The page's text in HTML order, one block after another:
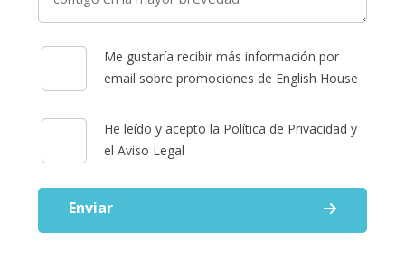
Me gustaría recibir más información por
email sobre promociones de English House
He leído y acepto la Política de Privacidad y
el Aviso Legal
Enviar